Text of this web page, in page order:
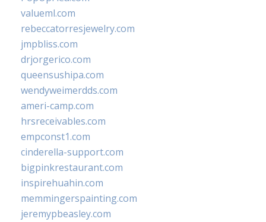
valueml.com
rebeccatorresjewelry.com
jmpbliss.com
drjorgerico.com
queensushipa.com
wendyweimerdds.com
ameri-camp.com
hrsreceivables.com
empconst1.com
cinderella-support.com
bigpinkrestaurant.com
inspirehuahin.com
memmingerspainting.com
jeremypbeasley.com